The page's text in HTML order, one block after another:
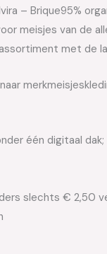
– Brique95%
meisjes van de
met de
één digitaal dak;
slechts € 2,50